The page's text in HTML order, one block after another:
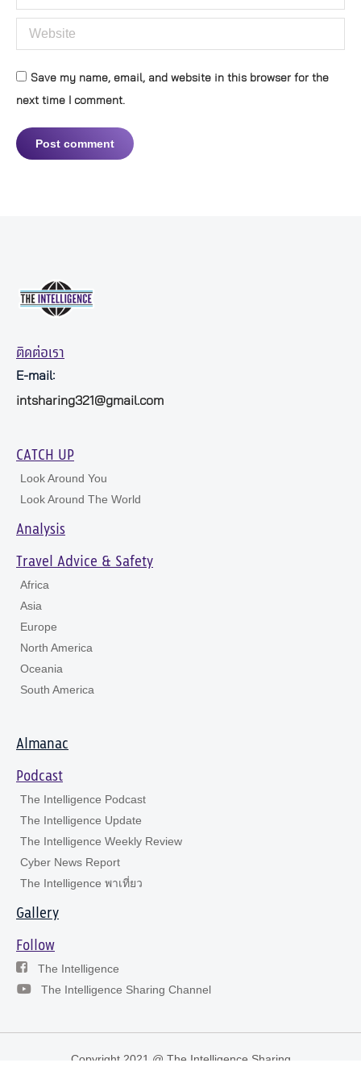
Website
Save my name, email, and website in this browser for the
next time I comment.
Post comment
ติดต่อเรา
E-mail:
intsharing321@gmail.com
CATCH UP
Look Around You
Look Around The World
Analysis
Travel Advice & Safety
Africa
Asia
Europe
North America
Oceania
South America
Almanac
Podcast
The Intelligence Podcast
The Intelligence Update
The Intelligence Weekly Review
Cyber News Report
The Intelligence พาเที่ยว
Gallery
Follow
The Intelligence
The Intelligence Sharing Channel
Copyright 2021 @ The Intelligence Sharing